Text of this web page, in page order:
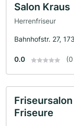
Salon Kraus
Herrenfriseur
Bahnhofstr. 27,
0.0
Friseure